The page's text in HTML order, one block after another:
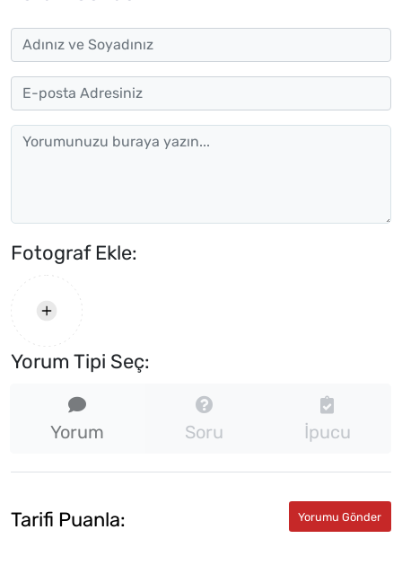
Fotograf Ekle:
Yorum Tipi Seç:
Yorum Soru İpucu
Tarifi Puanla: